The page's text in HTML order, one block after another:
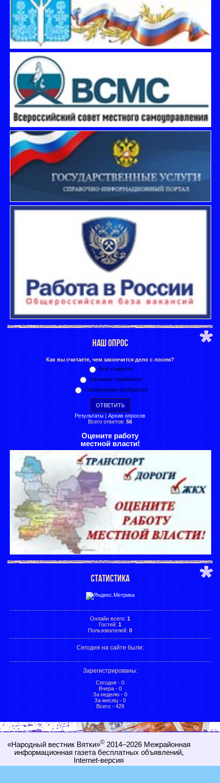
НАШ ОПРОС
Как вы считаете, чем закончится дело с лосем?
Всё «замнут»
Назначат «крайнего»
Справедливо разберутся
Результаты | Архив опросов
Всего ответов: 56
Оцените работу
местной власти!
СТАТИСТИКА
Онлайн всего: 1
Гостей: 1
Пользователей: 0
Сегодня на сайте были:
Зарегистрированы:
Сегодня - 0
Вчера - 0
За неделю - 0
За месяц - 0
Всего - 428
«Народный вестник Вятки»©2014–2026 Межрайонная
информационная газета бесплатных объявлений,
Internet-версия